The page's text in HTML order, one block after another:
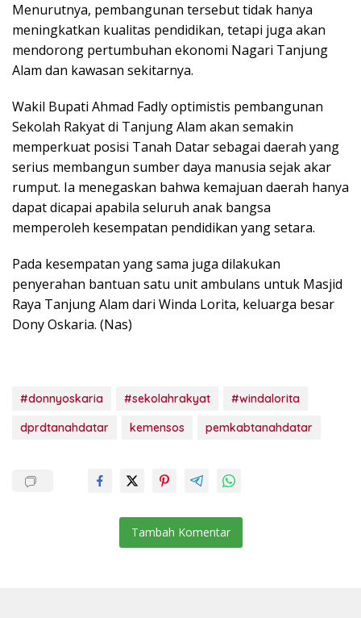
Menurutnya, pembangunan tersebut tidak hanya
meningkatkan kualitas pendidikan, tetapi juga akan
mendorong pertumbuhan ekonomi Nagari Tanjung
Alam dan kawasan sekitarnya.
Wakil Bupati Ahmad Fadly optimistis pembangunan
Sekolah Rakyat di Tanjung Alam akan semakin
memperkuat posisi Tanah Datar sebagai daerah yang
serius membangun sumber daya manusia sejak akar
rumput. Ia menegaskan bahwa kemajuan daerah hanya
dapat dicapai apabila seluruh anak bangsa
memperoleh kesempatan pendidikan yang setara.
Pada kesempatan yang sama juga dilakukan
penyerahan bantuan satu unit ambulans untuk Masjid
Raya Tanjung Alam dari Winda Lorita, keluarga besar
Dony Oskaria. (Nas)
#donnyoskaria #sekolahrakyat
#windalorita
dprdtanahdatar
kemensos pemkabtanahdatar
Tambah Komentar